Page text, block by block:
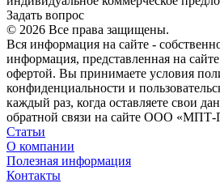
Задать вопрос
© 2026 Все права защищены.
Вся информация на сайте -
информация, представленная на
офертой. Вы принимаете условия
конфиденциальности и
каждый раз, когда оставляете свои
обратной связи на сайте ООО «МПТ-
Статьи
О компании
Полезная информация
Контакты